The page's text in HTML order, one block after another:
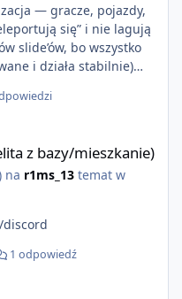
— gracze, pojazdy,
się” i nie lagują
slide’ów, bo wszystko
i działa stabilnie)
pisanie własnych
Telegram —
z bazy/mieszkanie)
na r1ms_13temat w
1 odpowiedź